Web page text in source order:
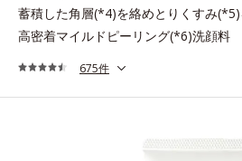
蓄積した角層(*4)を絡めとりくすみ
高密着マイルドピーリング(*6)洗顔料
675件